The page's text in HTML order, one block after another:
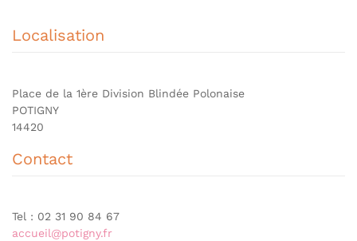
Localisation
Place de la 1ère Division Blindée Polonaise
POTIGNY
14420
Contact
Tel : 02 31 90 84 67
accueil@potigny.fr